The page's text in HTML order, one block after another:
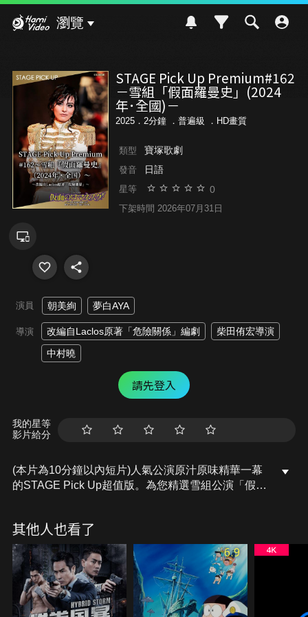
瀏覽
STAGE Pick Up Premium#162
－雪組「假面羅曼史」(2024
年･全國)－
2025．2分鐘 ． 普遍級 ．HD畫質
類型 寶塚歌劇
發音 日語
星等 0
下架時間 2026年07月31日
演員 朝美絢 夢白AYA
導演 改編自Laclos原著「危險關係」編劇
柴田侑宏導演
中村曉
請先登入
我的星等
影片給分
(本片為10分鐘以內短片)人氣公演原汁原味精華一幕
的STAGE Pick Up超值版。為您精選雪組公演「假面
緣起場景！改編自拉克洛原著「危險関係」
其他人也看了
6.9